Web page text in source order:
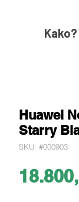
Kako?
Huawei
Starry
SKU: #000903